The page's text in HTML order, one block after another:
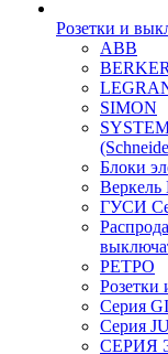
Розетки и
ABB
BERKER
SIMON
Блоки
ГУСИ
РЕТРО
Серия
Серия
СЕРИЯ